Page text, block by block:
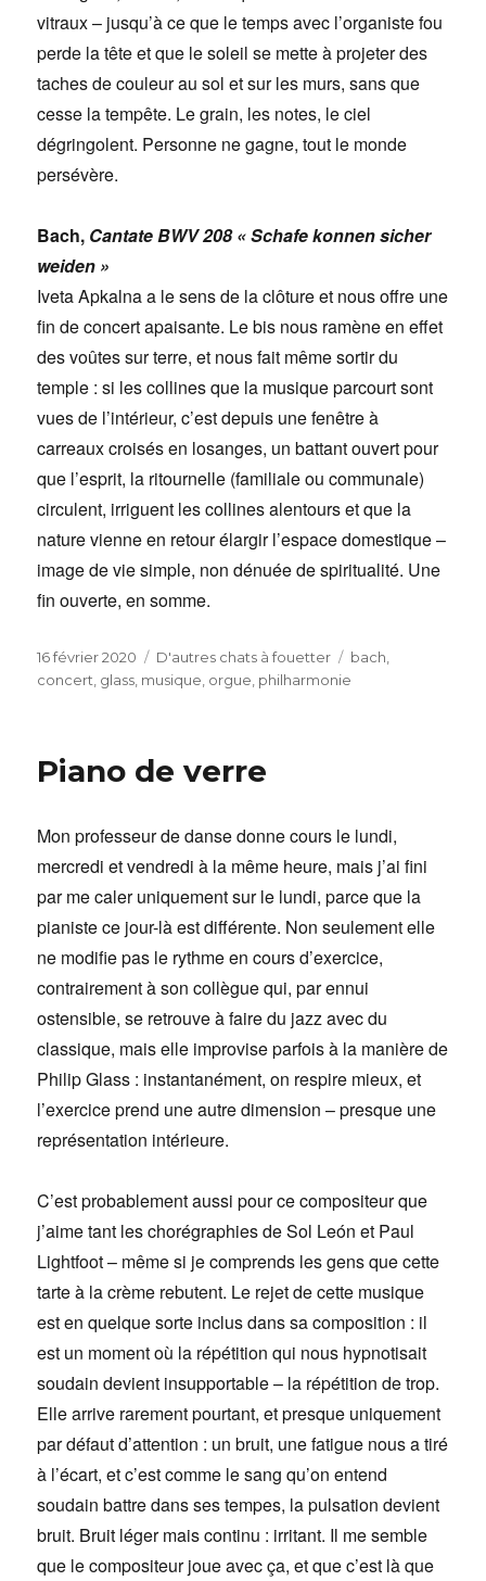
vitraux – jusqu’à ce que le temps avec l’organiste fou
perde la tête et que le soleil se mette à projeter des
taches de couleur au sol et sur les murs, sans que
cesse la tempête. Le grain, les notes, le ciel
dégringolent. Personne ne gagne, tout le monde
persévère.
Bach, Cantate BWV 208 « Schafe konnen sicher
weiden »
Iveta Apkalna a le sens de la clôture et nous offre une
fin de concert apaisante. Le bis nous ramène en effet
des voûtes sur terre, et nous fait même sortir du
temple : si les collines que la musique parcourt sont
vues de l’intérieur, c’est depuis une fenêtre à
carreaux croisés en losanges, un battant ouvert pour
que l’esprit, la ritournelle (familiale ou communale)
circulent, irriguent les collines alentours et que la
nature vienne en retour élargir l’espace domestique –
image de vie simple, non dénuée de spiritualité. Une
fin ouverte, en somme.
Publié
le
16 février 2020 Catégories
D'autres chats à fouetter Étiquettes
bach
concert glass musique orgue philharmonie
Piano de verre
Mon professeur de danse donne cours le lundi,
mercredi et vendredi à la même heure, mais j’ai fini
par me caler uniquement sur le lundi, parce que la
pianiste ce jour-là est différente. Non seulement elle
ne modifie pas le rythme en cours d’exercice,
contrairement à son collègue qui, par ennui
ostensible, se retrouve à faire du jazz avec du
classique, mais elle improvise parfois à la manière de
Philip Glass : instantanément, on respire mieux, et
l’exercice prend une autre dimension – presque une
représentation intérieure.
C’est probablement aussi pour ce compositeur que
j’aime tant les chorégraphies de Sol León et Paul
Lightfoot – même si je comprends les gens que cette
tarte à la crème rebutent. Le rejet de cette musique
est en quelque sorte inclus dans sa composition : il
est un moment où la répétition qui nous hypnotisait
soudain devient insupportable – la répétition de trop.
Elle arrive rarement pourtant, et presque uniquement
par défaut d’attention : un bruit, une fatigue nous a tiré
à l’écart, et c’est comme le sang qu’on entend
soudain battre dans ses tempes, la pulsation devient
bruit. Bruit léger mais continu : irritant. Il me semble
que le compositeur joue avec ça, et que c’est là que